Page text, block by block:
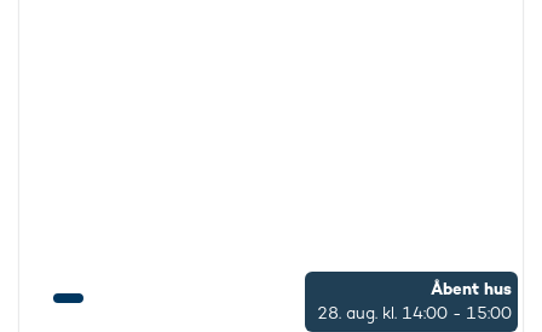
Åbent hus
28. aug. kl. 14:00 - 15:00